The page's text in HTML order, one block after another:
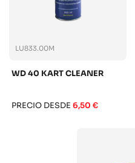
LU833.00M
WD 40 KART CLEANER
PRECIO DESDE 6,50 €